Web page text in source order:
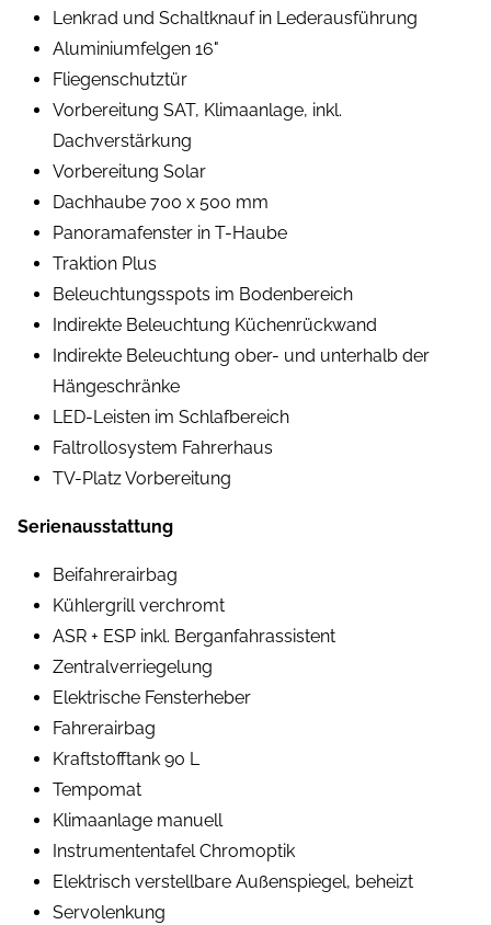
Lenkrad und Schaltknauf in Lederausführung
Aluminiumfelgen 16"
Fliegenschutztür
Vorbereitung SAT, Klimaanlage, inkl.
Dachverstärkung
Vorbereitung Solar
Dachhaube 700 x 500 mm
Panoramafenster in T-Haube
Traktion Plus
Beleuchtungsspots im Bodenbereich
Indirekte Beleuchtung Küchenrückwand
Indirekte Beleuchtung ober- und unterhalb der
Hängeschränke
LED-Leisten im Schlafbereich
Faltrollosystem Fahrerhaus
TV-Platz Vorbereitung
Serienausstattung
Beifahrerairbag
Kühlergrill verchromt
ASR + ESP inkl. Berganfahrassistent
Zentralverriegelung
Elektrische Fensterheber
Fahrerairbag
Kraftstofftank 90 L
Tempomat
Klimaanlage manuell
Instrumententafel Chromoptik
Elektrisch verstellbare Außenspiegel, beheizt
Servolenkung